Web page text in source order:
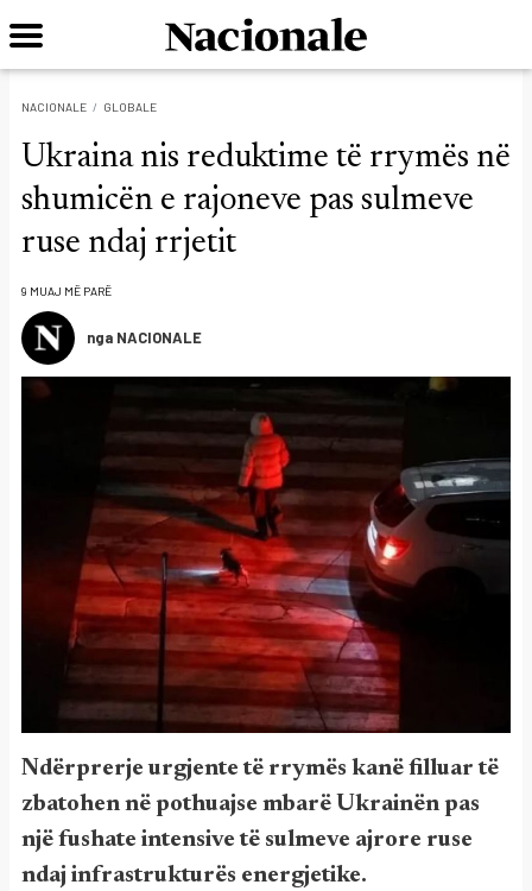
NACIONALE GLOBALE
Ukraina nis reduktime të rrymës në
shumicën e rajoneve pas sulmeve
ruse ndaj rrjetit
9 MUAJ MË PARË
nga NACIONALE
Ndërprerje urgjente të rrymës kanë filluar të
zbatohen në pothuajse mbarë Ukrainën pas
një fushate intensive të sulmeve ajrore ruse
ndaj infrastrukturës energjetike.